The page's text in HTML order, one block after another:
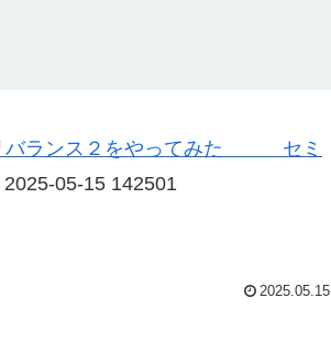
バランス２をやってみた セミ
05-15 142501
2025.05.15